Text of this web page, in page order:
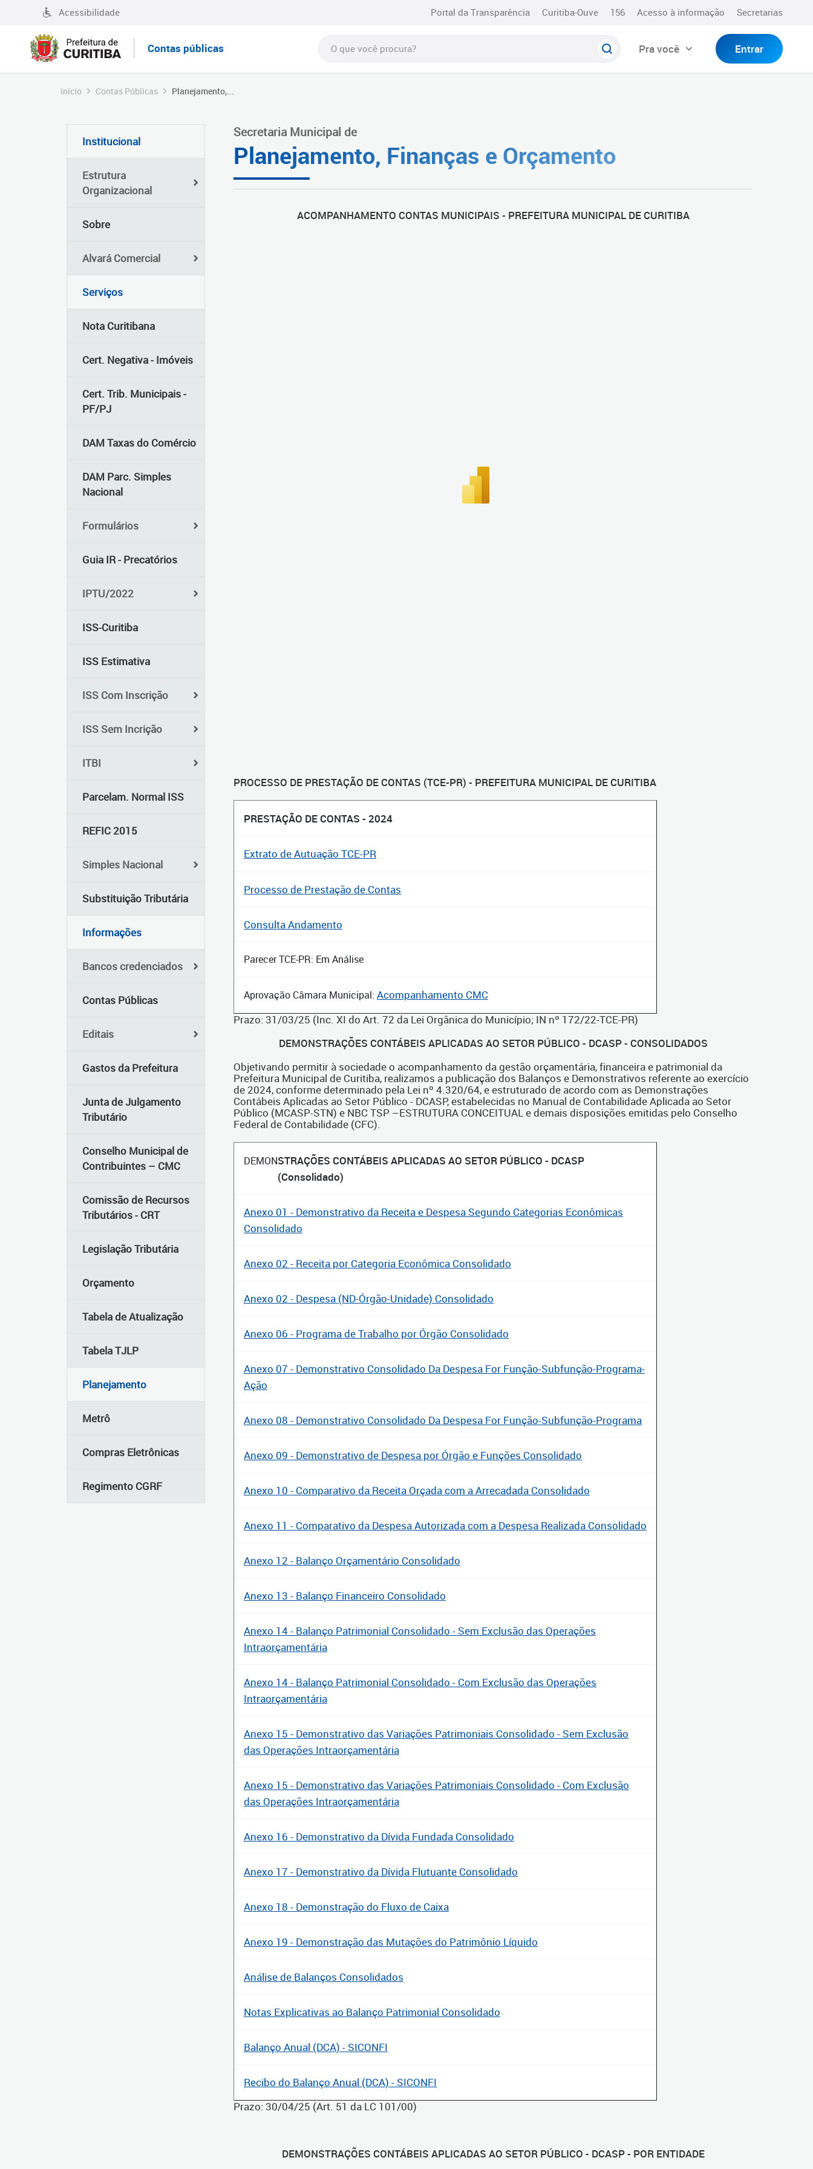
Acessibilidade Portal da Transparência Curitiba-Ouve 156 Acesso à informação Secretarias
Contas públicas Pra você Entrar
Início Contas Públicas Planejamento,...
Institucional
Estrutura
Organizacional
Sobre
Alvará Comercial
Serviços
Nota Curitibana
Cert. Negativa - Imóveis
Cert. Trib. Municipais -
PF/PJ
DAM Taxas do Comércio
DAM Parc. Simples
Nacional
Formulários
Guia IR - Precatórios
IPTU/2022
ISS-Curitiba
ISS Estimativa
ISS Com Inscrição
ISS Sem Incrição
ITBI
Parcelam. Normal ISS
REFIC 2015
Simples Nacional
Substituição Tributária
Informações
Bancos credenciados
Contas Públicas
Editais
Gastos da Prefeitura
Junta de Julgamento
Tributário
Conselho Municipal de
Contribuintes – CMC
Comissão de Recursos
Tributários - CRT
Legislação Tributária
Orçamento
Tabela de Atualização
Tabela TJLP
Planejamento
Metrô
Compras Eletrônicas
Regimento CGRF
Secretaria Municipal de
Planejamento, Finanças e Orçamento
ACOMPANHAMENTO CONTAS MUNICIPAIS - PREFEITURA MUNICIPAL DE CURITIBA
PROCESSO DE PRESTAÇÃO DE CONTAS (TCE-PR) - PREFEITURA MUNICIPAL DE CURITIBA
PRESTAÇÃO DE CONTAS - 2024
Extrato de Autuação TCE-PR
Processo de Prestação de Contas
Consulta Andamento
Parecer TCE-PR: Em Análise
Aprovação Câmara Municipal: Acompanhamento CMC
Prazo: 31/03/25 (Inc. XI do Art. 72 da Lei Orgânica do Município; IN nº 172/22-TCE-PR)
DEMONSTRAÇÕES CONTÁBEIS APLICADAS AO SETOR PÚBLICO - DCASP - CONSOLIDADOS
Objetivando permitir à sociedade o acompanhamento da gestão orçamentária, financeira e patrimonial da
Prefeitura Municipal de Curitiba, realizamos a publicação dos Balanços e Demonstrativos referente ao exercício
de 2024, conforme determinado pela Lei nº 4.320/64, e estruturado de acordo com as Demonstrações
Contábeis Aplicadas ao Setor Público - DCASP, estabelecidas no Manual de Contabilidade Aplicada ao Setor
Público (MCASP-STN) e NBC TSP –ESTRUTURA CONCEITUAL e demais disposições emitidas pelo Conselho
Federal de Contabilidade (CFC).
DEMONSTRAÇÕES CONTÁBEIS APLICADAS AO SETOR PÚBLICO - DCASP
(Consolidado)
Anexo 01 - Demonstrativo da Receita e Despesa Segundo Categorias Econômicas
Consolidado
Anexo 02 - Receita por Categoria Econômica Consolidado
Anexo 02 - Despesa (ND-Órgão-Unidade) Consolidado
Anexo 06 - Programa de Trabalho por Órgão Consolidado
Anexo 07 - Demonstrativo Consolidado Da Despesa For Função-Subfunção-Programa-
Ação
Anexo 08 - Demonstrativo Consolidado Da Despesa For Função-Subfunção-Programa
Anexo 09 - Demonstrativo de Despesa por Órgão e Funções Consolidado
Anexo 10 - Comparativo da Receita Orçada com a Arrecadada Consolidado
Anexo 11 - Comparativo da Despesa Autorizada com a Despesa Realizada Consolidado
Anexo 12 - Balanço Orçamentário Consolidado
Anexo 13 - Balanço Financeiro Consolidado
Anexo 14 - Balanço Patrimonial Consolidado - Sem Exclusão das Operações
Intraorçamentária
Anexo 14 - Balanço Patrimonial Consolidado - Com Exclusão das Operações
Intraorçamentária
Anexo 15 - Demonstrativo das Variações Patrimoniais Consolidado - Sem Exclusão
das Operações Intraorçamentária
Anexo 15 - Demonstrativo das Variações Patrimoniais Consolidado - Com Exclusão
das Operações Intraorçamentária
Anexo 16 - Demonstrativo da Dívida Fundada Consolidado
Anexo 17 - Demonstrativo da Dívida Flutuante Consolidado
Anexo 18 - Demonstração do Fluxo de Caixa
Anexo 19 - Demonstração das Mutações do Patrimônio Líquido
Análise de Balanços Consolidados
Notas Explicativas ao Balanço Patrimonial Consolidado
Balanço Anual (DCA) - SICONFI
Recibo do Balanço Anual (DCA) - SICONFI
Prazo: 30/04/25 (Art. 51 da LC 101/00)
DEMONSTRAÇÕES CONTÁBEIS APLICADAS AO SETOR PÚBLICO - DCASP - POR ENTIDADE